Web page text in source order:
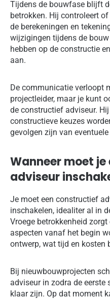
Tijdens de bouwfase blijft
betrokken. Hij controleert
de berekeningen en
wijzigingen tijdens de
hebben op de constructie
aan.
De communicatie verloopt
projectleider, maar je kunt
de constructief adviseur.
constructieve keuzes
gevolgen zijn van
Wanneer moet
adviseur
Je moet een constructief
inschakelen, idealiter al in
Vroege betrokkenheid
aspecten vanaf het begin
ontwerp, wat tijd en kosten
Bij nieuwbouwprojecten
adviseur in zodra de eerste
klaar zijn. Op dat moment